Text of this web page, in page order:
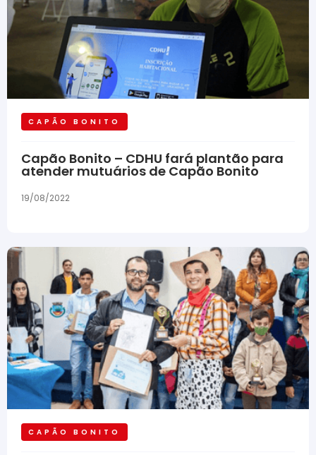
CAPÃO BONITO
Capão Bonito – CDHU fará plantão para
atender mutuários de Capão Bonito
19/08/2022
CAPÃO BONITO